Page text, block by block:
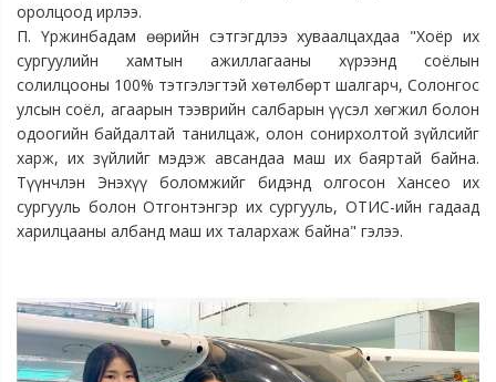
оролцоод ирлээ.
П. Үржинбадам өөрийн сэтгэгдлээ хуваалцахдаа "Хоёр их
сургуулийн хамтын ажиллагааны хүрээнд соёлын
солилцооны 100% тэтгэлэгтэй хөтөлбөрт шалгарч, Солонгос
улсын соёл, агаарын тээврийн салбарын үүсэл хөгжил болон
одоогийн байдалтай танилцаж, олон сонирхолтой зүйлсийг
харж, их зүйлийг мэдэж авсандаа маш их баяртай байна.
Түүнчлэн Энэхүү боломжийг бидэнд олгосон Хансео их
сургууль болон Отгонтэнгэр их сургууль, ОТИС-ийн гадаад
харилцааны албанд маш их талархаж байна" гэлээ.